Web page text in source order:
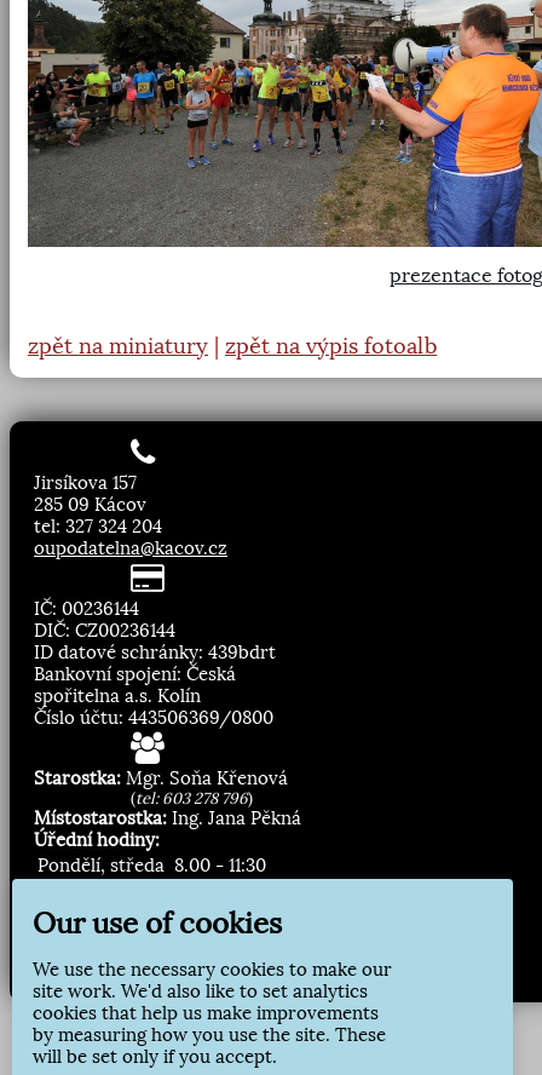
prezentace
zpět na miniatury | zpět na výpis fotoalb
Jirsíkova 157
285 09 Kácov
tel: 327 324 204
oupodatelna@kacov.cz
IČ: 00236144
DIČ: CZ00236144
ID datové schránky: 439bdrt
Bankovní spojení: Česká
spořitelna a.s. Kolín
Číslo účtu: 443506369/0800
Starostka: Mgr. Soňa Křenová
(tel: 603 278 796)
Místostarostka: Ing. Jana Pěkná
Úřední hodiny:
Pondělí, středa 8.00 - 11:30
Přihlásit odběr
Our use of cookies
We use the necessary cookies to make our
site work. We'd also like to set analytics
cookies that help us make improvements
by measuring how you use the site. These
will be set only if you accept.